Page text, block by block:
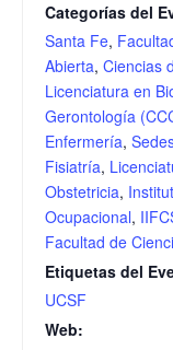
Categorías del
Santa Fe,
Abierta, Ciencias
Licenciatura en
Gerontología
Enfermería,
Fisiatría,
Obstetricia,
Ocupacional,
Facultad de
Etiquetas del
UCSF
Web: